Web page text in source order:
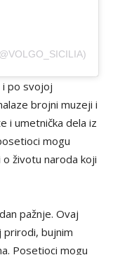
po svojoj
brojni muzeji i
i umetnička dela iz
mogu
životu naroda koji
pažnje. Ovaj
bujnim
Posetioci mogu